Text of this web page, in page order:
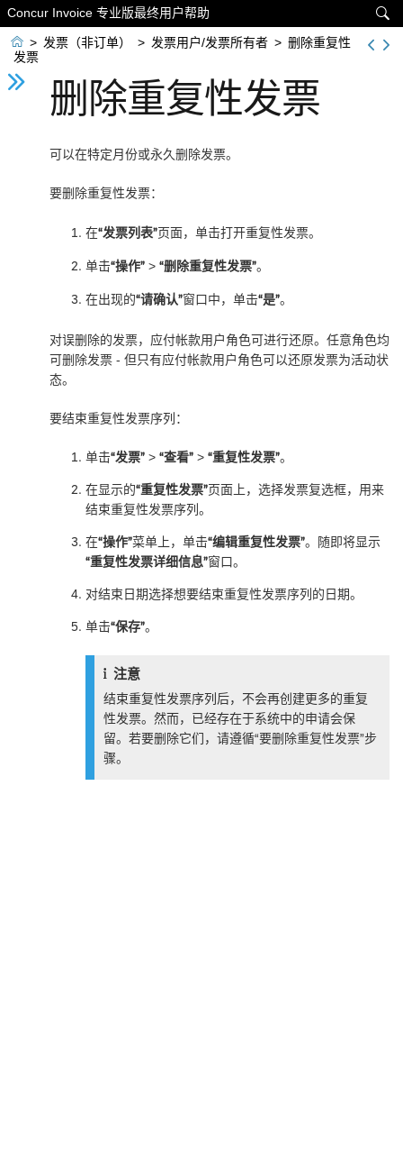

Concur Invoice 专业版最终用户帮助
 > 发票（非订单） > 发票用户/发票所有者 > 删除重复性
发票
删除重复性发票
可以在特定月份或永久删除发票。
要删除重复性发票：
在“发票列表”页面，单击打开重复性发票。
单击“操作” > “删除重复性发票”。
在出现的“请确认”窗口中，单击“是”。
对误删除的发票，应付帐款用户角色可进行还原。任意角色均
可删除发票 - 但只有应付帐款用户角色可以还原发票为活动状
态。
要结束重复性发票序列：
单击“发票” > “查看” > “重复性发票”。
在显示的“重复性发票”页面上，选择发票复选框，用来
结束重复性发票序列。
在“操作”菜单上，单击“编辑重复性发票”。随即将显示
“重复性发票详细信息”窗口。
对结束日期选择想要结束重复性发票序列的日期。
单击“保存”。
注意
结束重复性发票序列后，不会再创建更多的重复
性发票。然而，已经存在于系统中的申请会保
留。若要删除它们，请遵循“要删除重复性发票”步
骤。